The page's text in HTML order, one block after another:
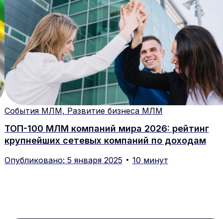
События МЛМ, Развитие бизнеса МЛМ
ТОП-100 МЛМ компаний мира 2026: рейтинг
крупнейших сетевых компаний по доходам
Опубликовано: 5 января 2025 10 минут